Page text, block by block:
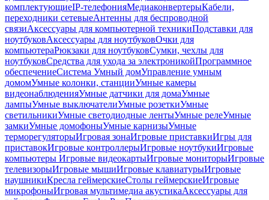
комплектующиеIP-телефонияМедиаконвертерыКабели,
переходники сетевыеАнтенны для беспроводной
связиАксессуары для компьютерной техникиПодставки для
ноутбуковАксессуары для ноутбуковОчки для
компьютераРюкзаки для ноутбуковСумки, чехлы для
ноутбуковСредства для ухода за электроникойПрограммное
обеспечениеСистема Умный домУправление умным
домомУмные колонки, станцииУмные камеры
видеонаблюденияУмные датчики для домаУмные
лампыУмные выключателиУмные розеткиУмные
светильникиУмные светодиодные лентыУмные релеУмные
замкиУмные домофоныУмные карнизыУмные
терморегуляторыИгровая зонаИгровые приставкиИгры для
приставокИгровые контроллерыИгровые ноутбукиИгровые
компьютеры Игровые видеокартыИгровые мониторыИгровые
телевизорыИгровые мышиИгровые клавиатурыИгровые
наушникиКресла геймерскиеСтолы геймерскиеИгровые
микрофоныИгровая мультимедиа акустикаАксессуары для